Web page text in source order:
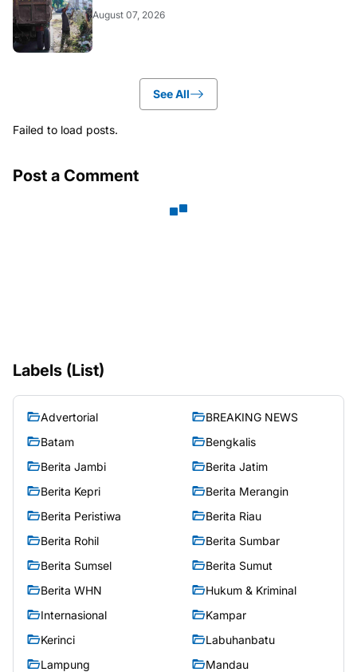
August 07, 2026
See All
Failed to load posts.
Post a Comment
Labels (List)
Advertorial
BREAKING NEWS
Batam
Bengkalis
Berita Jambi
Berita Jatim
Berita Kepri
Berita Merangin
Berita Peristiwa
Berita Riau
Berita Rohil
Berita Sumbar
Berita Sumsel
Berita Sumut
Berita WHN
Hukum & Kriminal
Internasional
Kampar
Kerinci
Labuhanbatu
Lampung
Mandau